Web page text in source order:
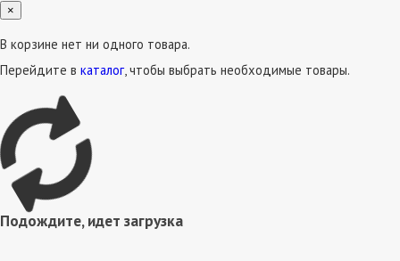
×
В корзине нет ни одного товара.
Перейдите в каталог, чтобы выбрать необходимые товары.
Подождите, идет загрузка